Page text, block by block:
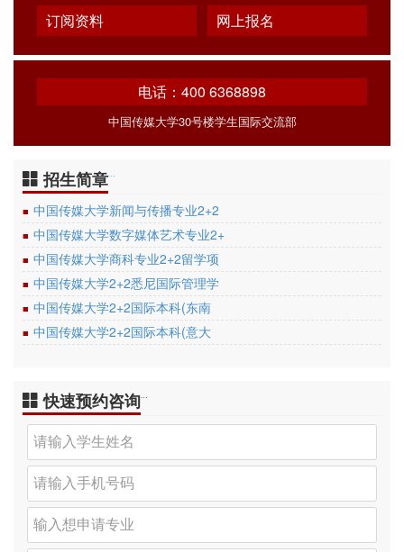
订阅资料
网上报名
电话：400 6368898
中国传媒大学30号楼学生国际交流部
招生简章
■ 中国传媒大学新闻与传播专业2+2
■ 中国传媒大学数字媒体艺术专业2+
■ 中国传媒大学商科专业2+2留学项
■ 中国传媒大学2+2悉尼国际管理学
■ 中国传媒大学2+2国际本科(东南
■ 中国传媒大学2+2国际本科(意大
快速预约咨询